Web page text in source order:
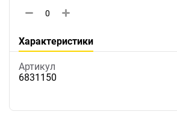
Характеристики
Артикул
6831150